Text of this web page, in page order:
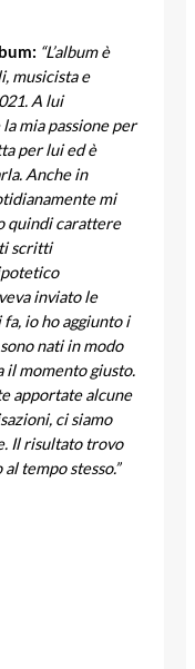
“L’album è
musicista e
A lui
mia passione per
per lui ed è
Anche in
mi
quindi carattere
scritti
inviato le
io ho aggiunto i
nati in modo
il momento giusto.
apportate alcune
ci siamo
Il risultato trovo
tempo stesso.”